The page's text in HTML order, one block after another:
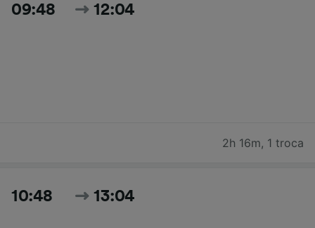
09:48 12:04
2h 16m, 1 troca
10:48 13:04